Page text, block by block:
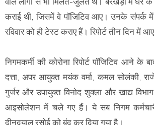
कराई थी, जिसमें वे पॉजिटिव आए। उनके संपर्क
रविवार को ही टेस्ट कराए हैं। रिपोर्ट तीन दिन में
निगमकर्मी की कोरोना रिपोर्ट पॉजिटिव आने के
दत्ता, अपर आयुक्त मयंक वर्मा, कमल सोलंकी,
गुर्जर और उपायुक्त विनोद शुक्ला और खाद्य
आइसोलेशन में चले गए हैं। ये सब निगम
दीनदयाल रसोई को बंद कर दिया गया है।